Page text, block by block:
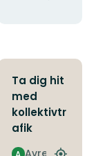
Ta dig hit
med
kollektivtr
afik